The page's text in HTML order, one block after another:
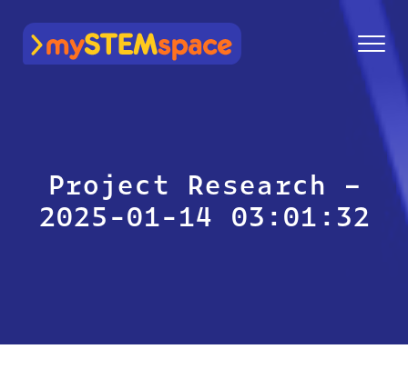
mySTEMspace
Project Research –
2025-01-14 03:01:32